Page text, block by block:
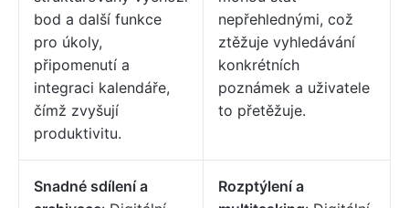
bod a další funkce
pro úkoly,
připomenutí a
integraci kalendáře,
čímž zvyšují
produktivitu.
nepřehlednými, což
ztěžuje vyhledávání
konkrétních
poznámek a uživatele
to přetěžuje.
Snadné sdílení a
Rozptýlení a